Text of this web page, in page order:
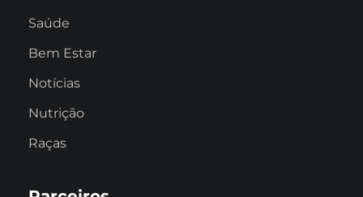
Saúde
Bem Estar
Notícias
Nutrição
Raças